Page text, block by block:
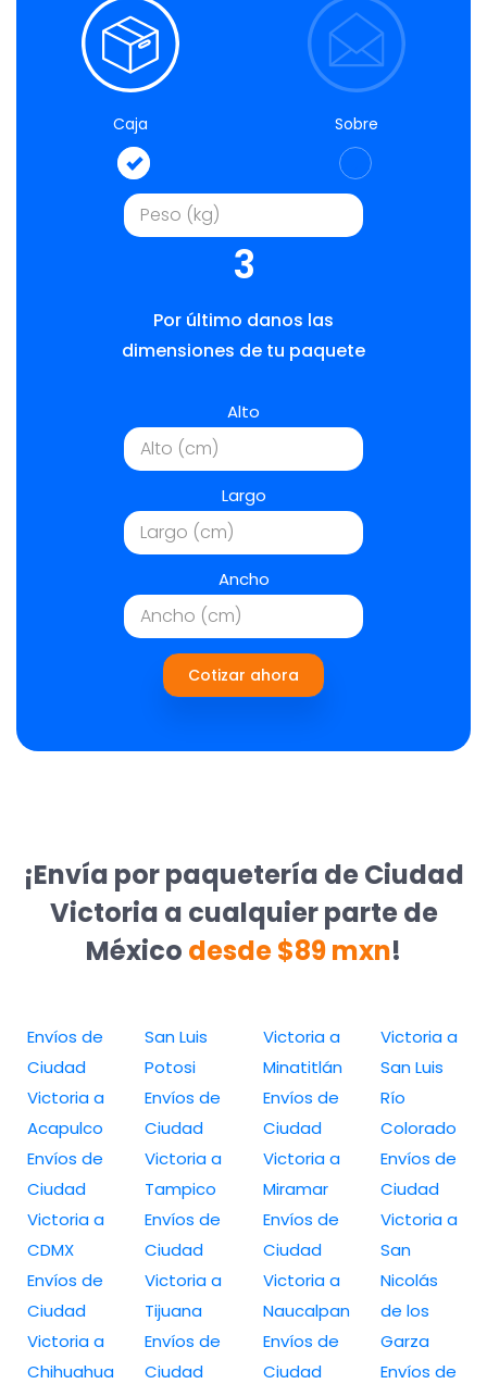
Caja Sobre
3
Por último danos las
dimensiones de tu paquete
Alto
Largo
Ancho
Cotizar ahora
¡Envía por paquetería de Ciudad
Victoria a cualquier parte de
México desde $89 mxn!
Envíos de
Ciudad
Victoria a
Acapulco
Envíos de
Ciudad
Victoria a
CDMX
Envíos de
Ciudad
Victoria a
Chihuahua
San Luis
Potosi
Envíos de
Ciudad
Victoria a
Tampico
Envíos de
Ciudad
Victoria a
Tijuana
Envíos de
Ciudad
Victoria a
Minatitlán
Envíos de
Ciudad
Victoria a
Miramar
Envíos de
Ciudad
Victoria a
Naucalpan
Envíos de
Ciudad
Victoria a
San Luis
Río
Colorado
Envíos de
Ciudad
Victoria a
San
Nicolás
de los
Garza
Envíos de